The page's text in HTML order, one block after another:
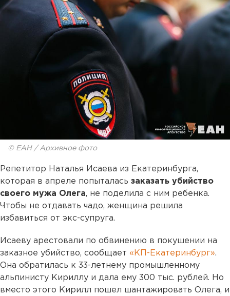
© ЕАН / Архивное фото
Репетитор Наталья Исаева из Екатеринбурга,
которая в апреле попыталась заказать убийство
своего мужа Олега, не поделила с ним ребенка.
Чтобы не отдавать чадо, женщина решила
избавиться от экс-супруга.
Исаеву арестовали по обвинению в покушении на
заказное убийство, сообщает «КП-Екатеринбург».
Она обратилась к 33-летнему промышленному
альпинисту Кириллу и дала ему 300 тыс. рублей. Но
вместо этого Кирилл пошел шантажировать Олега, и